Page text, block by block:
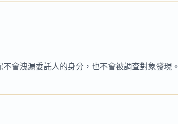
會洩漏委託人的身分，也不會被調查對象發現。